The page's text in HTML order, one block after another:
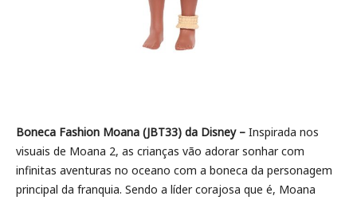
Boneca Fashion Moana (JBT33) da Disney – Inspirada nos
visuais de Moana 2, as crianças vão adorar sonhar com
infinitas aventuras no oceano com a boneca da personagem
principal da franquia. Sendo a líder corajosa que é, Moana